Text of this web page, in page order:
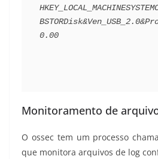
0.00
Monitoramento de
O ossec tem um processo
que monitora arquivos de log